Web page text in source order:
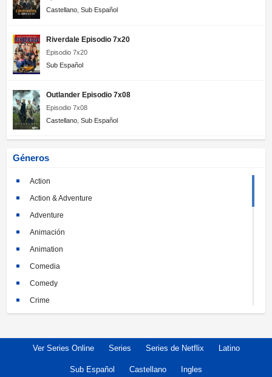
Castellano, Sub Español
Riverdale Episodio 7x20
Episodio 7x20
Sub Español
Outlander Episodio 7x08
Episodio 7x08
Castellano, Sub Español
Géneros
Action
Action & Adventure
Adventure
Animación
Animation
Comedia
Comedy
Crime
Documentary
Ver Series Online Series Series de Netflix Latino
Sub Español Castellano Ingles